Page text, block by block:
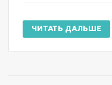
ЧИТАТЬ ДАЛЬШЕ